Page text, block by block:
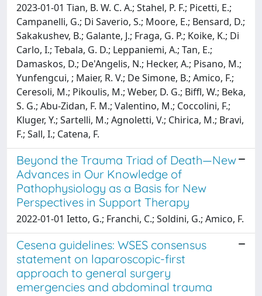
2023-01-01 Tian, B. W. C. A.; Stahel, P. F.; Picetti, E.;
Campanelli, G.; Di Saverio, S.; Moore, E.; Bensard, D.;
Sakakushev, B.; Galante, J.; Fraga, G. P.; Koike, K.; Di
Carlo, I.; Tebala, G. D.; Leppaniemi, A.; Tan, E.;
Damaskos, D.; De'Angelis, N.; Hecker, A.; Pisano, M.;
Yunfengcui, ; Maier, R. V.; De Simone, B.; Amico, F.;
Ceresoli, M.; Pikoulis, M.; Weber, D. G.; Biffl, W.; Beka,
S. G.; Abu-Zidan, F. M.; Valentino, M.; Coccolini, F.;
Kluger, Y.; Sartelli, M.; Agnoletti, V.; Chirica, M.; Bravi,
F.; Sall, I.; Catena, F.
Beyond the Trauma Triad of Death—New
Advances in Our Knowledge of
Pathophysiology as a Basis for New
Perspectives in Support Therapy
2022-01-01 Ietto, G.; Franchi, C.; Soldini, G.; Amico, F.
Cesena guidelines: WSES consensus
statement on laparoscopic-first
approach to general surgery
emergencies and abdominal trauma